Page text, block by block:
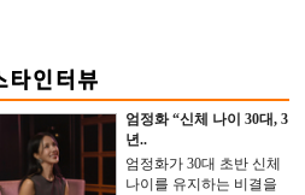
엄정화 “신체 나이 30대, 3
년..
엄정화가 30대 초반 신체
나이를 유지하는 비결을